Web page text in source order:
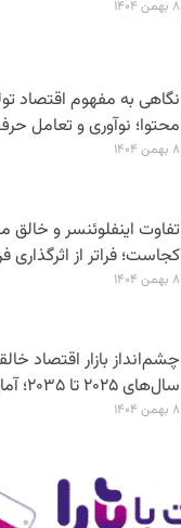
۸ بهمن ۱۴۰۴
نگاهی به مفهوم اقتصاد
محتوا؛ نوآوری و تعامل
۸ بهمن ۱۴۰۴
تفاوت اینفلوئنسر و خالق
کجاست؛ فراتر از اثرگذاری
۸ بهمن ۱۴۰۴
چشم‌انداز بازار اقتصاد
سال‌های ۲۰۲۵ تا ۲۰۳۵؛ آمار چه می‌گوید
۸ بهمن ۱۴۰۴